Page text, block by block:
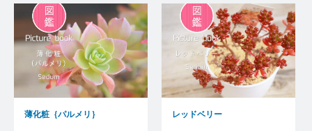
薄化粧｛パルメリ｝ レッドベリー